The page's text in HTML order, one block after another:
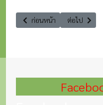
เนื้อหาก่อนหน้า: อนุญาตให้ใ
ก่อนหน้า เนื้อหาถัดไป:
ต่อไป